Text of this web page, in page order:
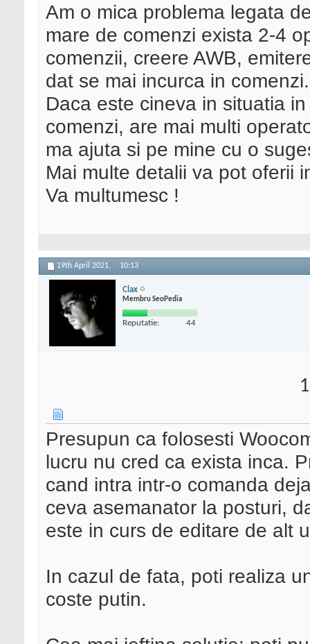
Am o mica problema legata
mare de comenzi exista 2-4
comenzii, creere AWB,
dat se mai incurca in comenzi.
Daca este cineva in situatia
comenzi, are mai multi
ma ajuta si pe mine cu o
Mai multe detalii va pot oferii
Va multumesc !
19th April 2021, 10:13
Clax
Membru SeoPedia
Reputatie: 44
Presupun ca folosesti
lucru nu cred ca exista inca.
cand intra intr-o comanda
ceva asemanator la posturi,
este in curs de editare de alt
In cazul de fata, poti realiza
coste putin.